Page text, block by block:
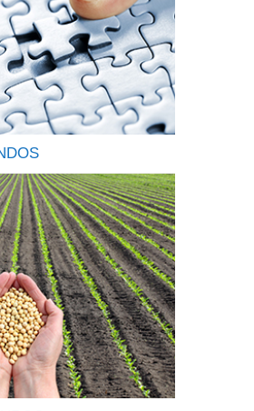
SÃO
Os Fundos de
como um condomínio
como cotistas,
no mercado financeiro e
de rentabiliza-las
carteira de títulos ou
comprar cotas de
estarão…